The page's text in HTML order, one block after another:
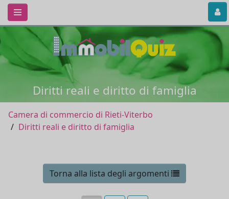
Diritti reali e diritto di famiglia
Camera di commercio di Rieti-Viterbo
Diritti reali e diritto di famiglia
Torna alla lista degli argomenti